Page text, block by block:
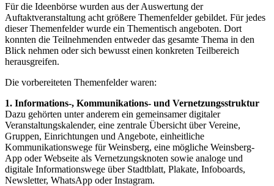
Für die Ideenbörse wurden aus der Auswertung der
Auftaktveranstaltung acht größere Themenfelder gebildet. Für jedes
dieser Themenfelder wurde ein Thementisch angeboten. Dort
konnten die Teilnehmenden entweder das gesamte Thema in den
Blick nehmen oder sich bewusst einen konkreten Teilbereich
herausgreifen.
Die vorbereiteten Themenfelder waren:
1. Informations-, Kommunikations- und Vernetzungsstruktur
Dazu gehörten unter anderem ein gemeinsamer digitaler
Veranstaltungskalender, eine zentrale Übersicht über Vereine,
Gruppen, Einrichtungen und Angebote, einheitliche
Kommunikationswege für Weinsberg, eine mögliche Weinsberg-
App oder Webseite als Vernetzungsknoten sowie analoge und
digitale Informationswege über Stadtblatt, Plakate, Infoboards,
Newsletter, WhatsApp oder Instagram.